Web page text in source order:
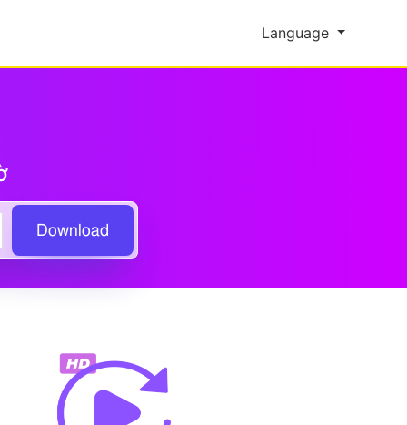
Language
Download